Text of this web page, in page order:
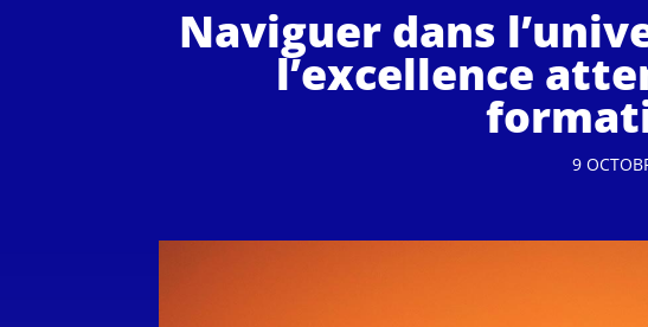
Naviguer dans
l’excellence
9